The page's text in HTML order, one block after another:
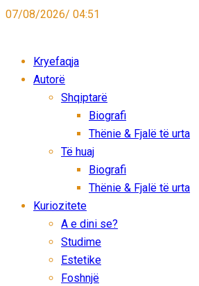
07/08/2026/ 04:51
Kryefaqja
Autorë
Shqiptarë
Biografi
Thënie & Fjalë të urta
Të huaj
Biografi
Thënie & Fjalë të urta
Kuriozitete
A e dini se?
Studime
Estetike
Foshnjë